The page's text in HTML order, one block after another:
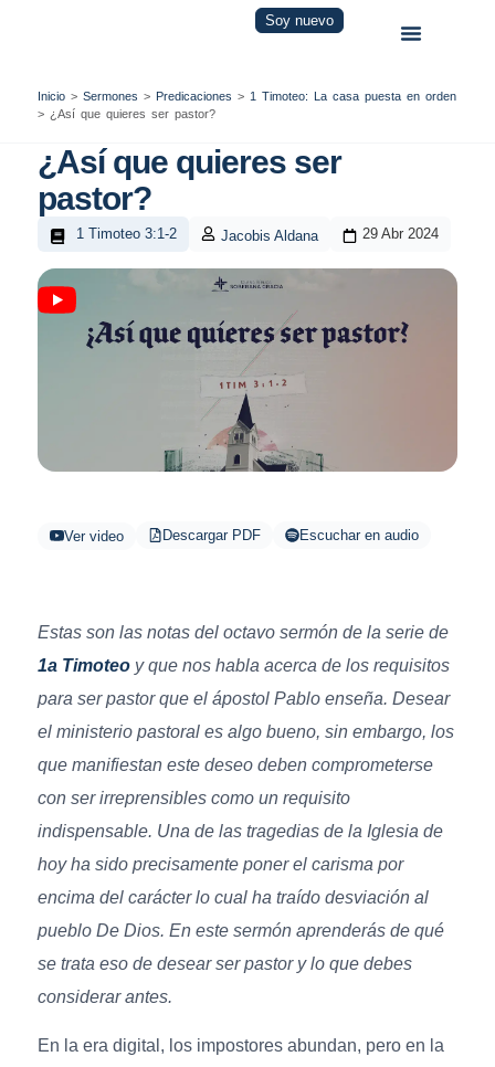
Soy nuevo
Inicio> Sermones > Predicaciones > 1 Timoteo: La casa puesta en orden
> ¿Así que quieres ser pastor?
¿Así que quieres ser
pastor?
1 Timoteo 3:1-2 Jacobis Aldana 29 Abr 2024
Ver video Descargar PDF Escuchar en audio
Estas son las notas del octavo sermón de la serie de
1a Timoteoy que nos habla acerca de los requisitos
para ser pastor que el ápostol Pablo enseña. Desear
el ministerio pastoral es algo bueno, sin embargo, los
que manifiestan este deseo deben comprometerse
con ser irreprensibles como un requisito
indispensable. Una de las tragedias de la Iglesia de
hoy ha sido precisamente poner el carisma por
encima del carácter lo cual ha traído desviación al
pueblo De Dios. En este sermón aprenderás de qué
se trata eso de desear ser pastor y lo que debes
considerar antes.
En la era digital, los impostores abundan, pero en la